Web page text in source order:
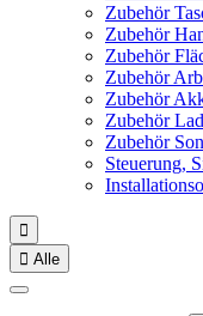
Zubehör
Zubehör
Zubehör
Zubehör
Zubehör
Zubehör
Zubehör
Steuerung,

 Alle